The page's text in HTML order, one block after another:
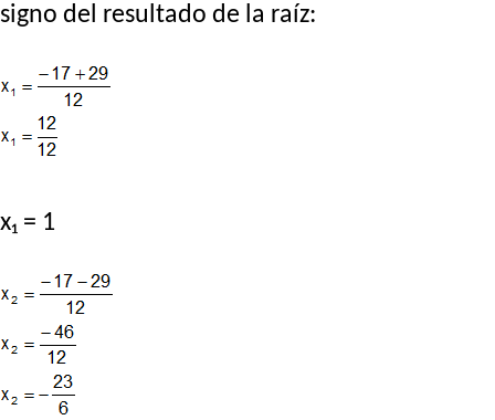
signo del resultado de la raíz:
x₁ = 1